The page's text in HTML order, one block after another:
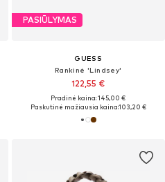
PASIŪLYMAS
GUESS
Rankinė 'Lindsey'
122,55 €
Pradinė kaina: 145,00 €
Paskutinė mažiausia kaina:103,20 €